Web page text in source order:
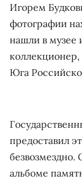
Игорем
фотографии
нашли в музее
Юга
предоставил
альбоме